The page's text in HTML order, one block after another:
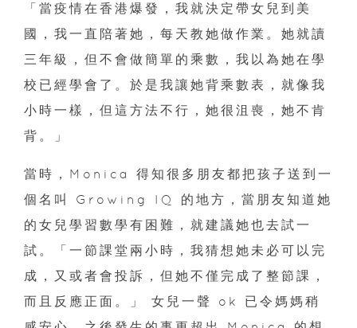
「當疫情在香港爆發，我就決定帶女兒到美
國，我一直陪著她，每天教她做作業。她就讀
三年級，但不會做簡單的乘數，我以為她在學
校已經學會了。於是我讓她背乘數表，就像我
小時一樣，但這方法不行，她很沮喪，她不肯
背。」
當時，Monica 得知很多朋友都把孩子送到一
個名叫 Growing IQ 的地方，當朋友知道她
的女兒學習數學有困難，就建議她也去試一
試。「一節課堂兩小時，我猜想她未必可以完
成，又或者會投訴，但她不僅完成了整節課，
而且反應正面。」 女兒一聲 ok 已令媽媽稍